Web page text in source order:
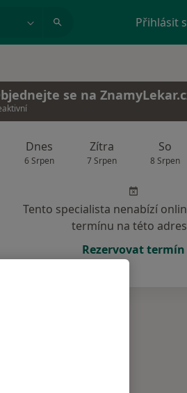
Přihlásit
se na
Dnes
6 Srpen
Zítra
7 Srpen
So
8 Srpen
Tento specialista nenabízí
termínu na této
Rezervovat termín